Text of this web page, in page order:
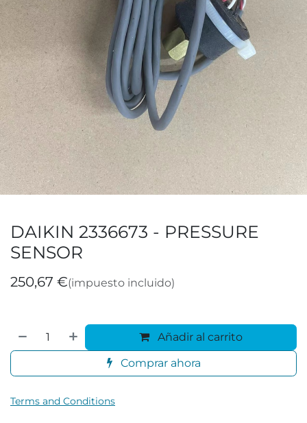
DAIKIN 2336673 - PRESSURE
SENSOR
250,67 €(impuesto incluido)
Añadir al carrito
Comprar ahora
Terms and Conditions